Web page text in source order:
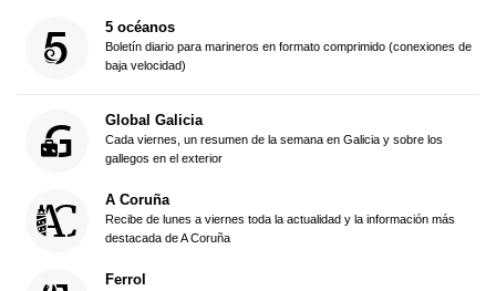
5 océanos
Boletín diario para marineros en formato comprimido (conexiones de
baja velocidad)
Global Galicia
Cada viernes, un resumen de la semana en Galicia y sobre los
gallegos en el exterior
A Coruña
Recibe de lunes a viernes toda la actualidad y la información más
destacada de A Coruña
Ferrol